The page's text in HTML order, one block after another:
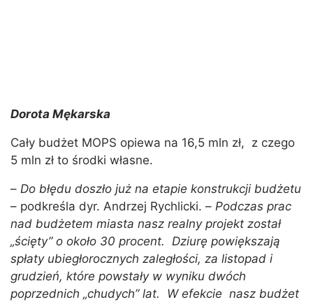
Dorota Mękarska
Cały budżet MOPS opiewa na 16,5 mln zł, z czego
5 mln zł to środki własne.
– Do błędu doszło już na etapie konstrukcji budżetu
– podkreśla dyr. Andrzej Rychlicki. – Podczas prac
nad budżetem miasta nasz realny projekt został
„ścięty” o około 30 procent. Dziurę powiększają
spłaty ubiegłorocznych zaległości, za listopad i
grudzień, które powstały w wyniku dwóch
poprzednich „chudych” lat. W efekcie nasz budżet